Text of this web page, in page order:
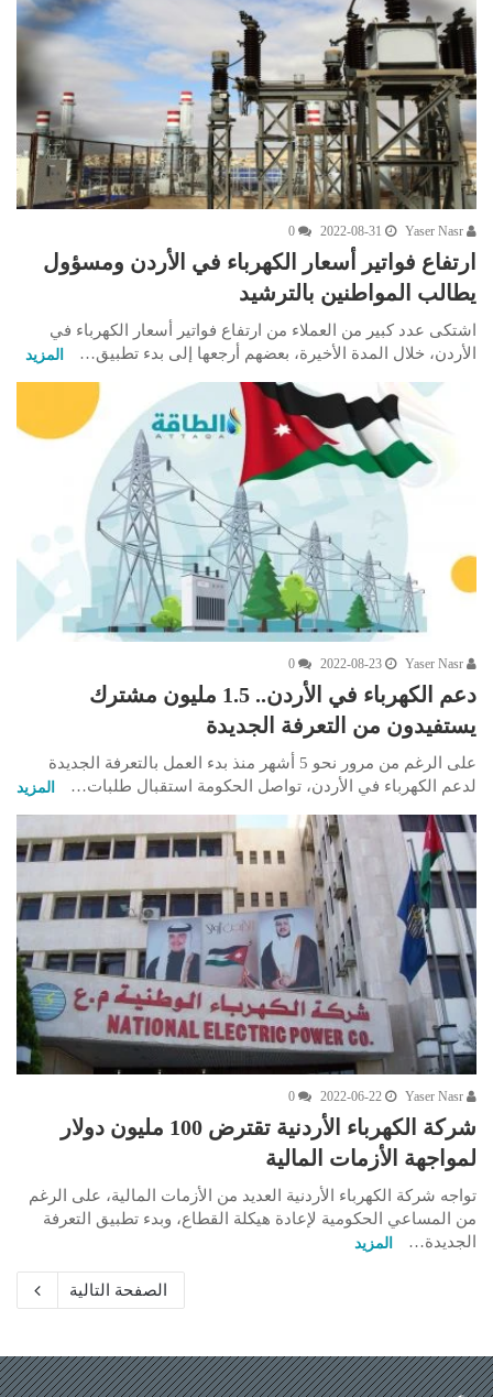
2022-08-31
0
ارتفاع فواتير أسعار الكهرباء في الأردن ومسؤول
يطالب المواطنين بالترشيد
اشتكى عدد كبير من العملاء من ارتفاع فواتير أسعار الكهرباء في
الأردن، خلال المدة الأخيرة، بعضهم أرجعها إلى بدء تطبيق…
المزيد
2022-08-23
0
دعم الكهرباء في الأردن.. 1.5 مليون مشترك
يستفيدون من التعرفة الجديدة
على الرغم من مرور نحو 5 أشهر منذ بدء العمل بالتعرفة الجديدة
لدعم الكهرباء في الأردن، تواصل الحكومة استقبال طلبات…
المزيد
2022-06-22
0
شركة الكهرباء الأردنية تقترض 100 مليون دولار
لمواجهة الأزمات المالية
تواجه شركة الكهرباء الأردنية العديد من الأزمات المالية، على الرغم
من المساعي الحكومية لإعادة هيكلة القطاع، وبدء تطبيق التعرفة
الجديدة…
المزيد
الصفحة التالية